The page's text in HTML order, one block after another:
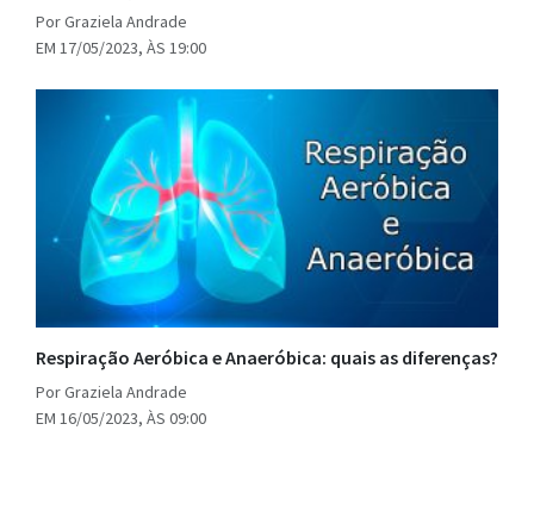
Por Graziela Andrade
EM 17/05/2023, ÀS 19:00
Respiração Aeróbica e Anaeróbica: quais as diferenças?
Por Graziela Andrade
EM 16/05/2023, ÀS 09:00